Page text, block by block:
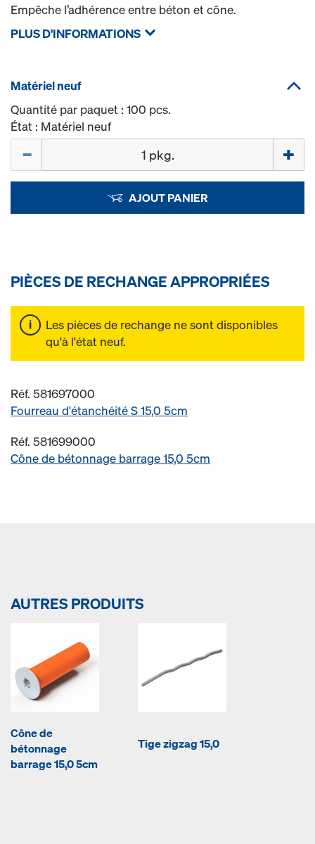
Empêche l’adhérence entre béton et cône.
PLUS D'INFORMATIONS
Matériel neuf
Quantité par paquet : 100 pcs.
État : Matériel neuf
AJOUT PANIER
PIÈCES DE RECHANGE APPROPRIÉES
Les pièces de rechange ne sont disponibles
qu'à l'état neuf.
Réf. 581697000
Fourreau d'étanchéité S 15,0 5cm
Réf. 581699000
Cône de bétonnage barrage 15,0 5cm
AUTRES PRODUITS
Cône de
bétonnage
barrage 15,0 5cm
Tige zigzag 15,0